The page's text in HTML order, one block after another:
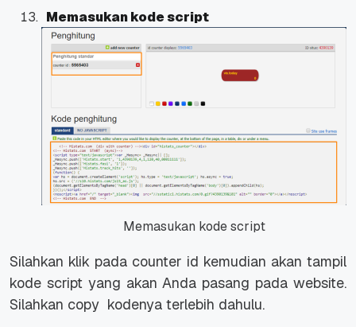
Memasukan kode script
Memasukan kode script
Silahkan klik pada counter id kemudian akan tampil
kode script yang akan Anda pasang pada website.
Silahkan copy kodenya terlebih dahulu.